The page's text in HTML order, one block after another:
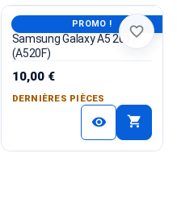
Connecteur De Charge
Samsung Galaxy A5 2017
(A520F)
10,00 €
DERNIÈRES PIÈCES
visibility shopping_cart
PROMO ! favorite_border